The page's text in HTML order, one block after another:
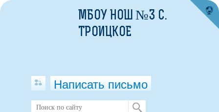
МБОУ НОШ №3 С.
ТРОИЦКОЕ
Написать письмо